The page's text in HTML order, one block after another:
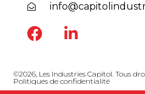
©2026, Les Industries Capitol. Tous
Politiques de confidentialité